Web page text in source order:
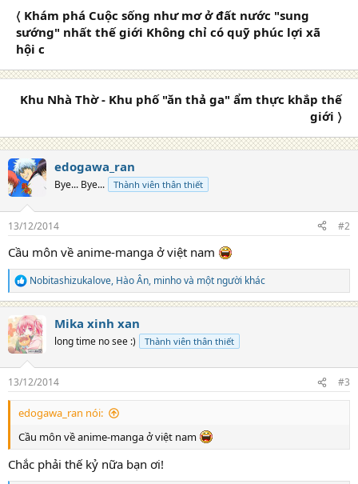
o
n
s
:
〈 Khám phá Cuộc sống như mơ ở đất nước "sung
sướng" nhất thế giới Không chỉ có quỹ phúc lợi xã
hội c
Khu Nhà Thờ - Khu phố "ăn thả ga" ẩm thực khắp thế
giới 〉
edogawa_ran
Bye... Bye... Thành viên thân thiết
13/12/2014 #2
Cầu môn về anime-manga ở việt nam
R
e
a
c
t
i
s
:
Nobitashizukalove, Hào Ân, minhovà một người khác
Mika xinh xan
long time no see :) Thành viên thân thiết
13/12/2014 #3
edogawa_ran nói:
Cầu môn về anime-manga ở việt nam
Chắc phải thế kỷ nữa bạn ơi!